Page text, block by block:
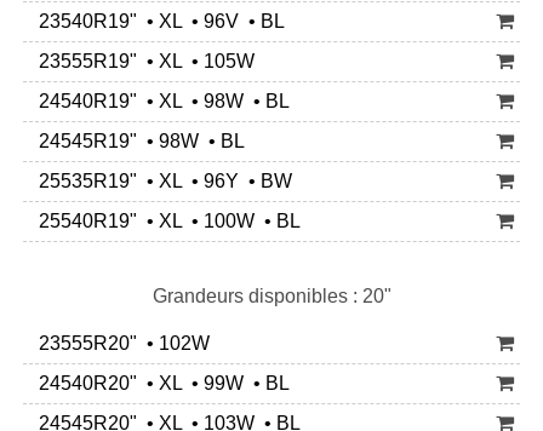
23540R19" • XL • 96V • BL
23555R19" • XL • 105W
24540R19" • XL • 98W • BL
24545R19" • 98W • BL
25535R19" • XL • 96Y • BW
25540R19" • XL • 100W • BL
Grandeurs disponibles : 20"
23555R20" • 102W
24540R20" • XL • 99W • BL
24545R20" • XL • 103W • BL